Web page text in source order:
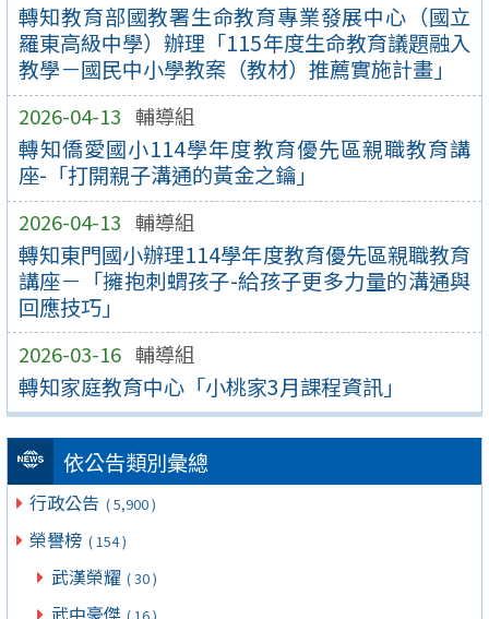
轉知教育部國教署生命教育專業發展中心（國立
羅東高級中學）辦理「115年度生命教育議題融入
教學－國民中小學教案（教材）推薦實施計畫」
2026-04-13 輔導組
轉知僑愛國小114學年度教育優先區親職教育講
座-「打開親子溝通的黃金之鑰」
2026-04-13 輔導組
轉知東門國小辦理114學年度教育優先區親職教育
講座－「擁抱刺蝟孩子-給孩子更多力量的溝通與
回應技巧」
2026-03-16 輔導組
轉知家庭教育中心「小桃家3月課程資訊」
依公告類別彙總
行政公告 ( 5,900 )
榮譽榜 ( 154 )
武漢榮耀 ( 30 )
武中豪傑 ( 16 )